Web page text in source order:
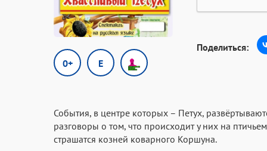
0+ E
Поделиться:
События, в центре которых – Петух,
разговоры о том, что происходит у них на
страшатся козней коварного Коршуна.